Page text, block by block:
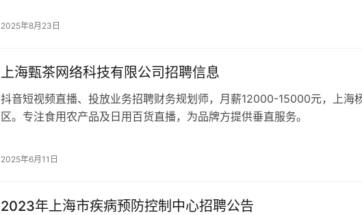
2025年8月23日
上海甄茶网络科技有限公司招聘信息
抖音短视频直播、投放业务招聘财务规划师，月薪12000-15000元，上海
区。专注食用农产品及日用百货直播，为品牌方提供垂直服务。
2025年6月11日
2023年上海市疾病预防控制中心招聘公告